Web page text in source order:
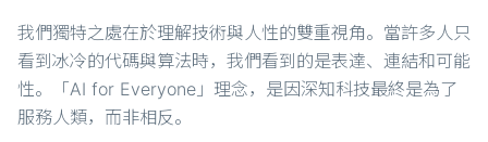
我們獨特之處在於理解技術與人性的雙重視角。當許多人只
看到冰冷的代碼與算法時，我們看到的是表達、連結和可能
性。「AI for Everyone」理念，是因深知科技最終是為了
服務人類，而非相反。